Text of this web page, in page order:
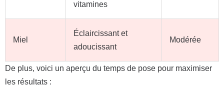
vitamines
Miel
Éclaircissant et
adoucissant
Modérée
De plus, voici un aperçu du temps de pose pour maximiser
les résultats :